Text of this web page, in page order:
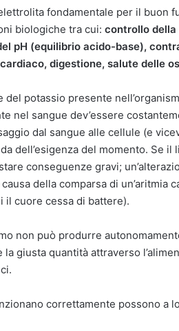
fondamentale per il buon
biologiche tra cui: controllo della
pH (equilibrio acido-base),
digestione, salute delle
del potassio presente
nel sangue dev’essere
dal sangue alle cellule (e
dell’esigenza del momento. Se
conseguenze gravi;
della comparsa di un’aritmia
il cuore cessa di battere).
non può produrre
la giusta quantità attraverso
correttamente possono a